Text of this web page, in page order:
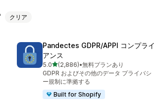
クリア
Pandectes GDPR/APPI コンプライ
アンス
5.05つ星中
(2,886)
合計レビュー数：2886件
•無料プランあり
GDPR およびその他のデータ プライバシ
ー規制に準拠する
Built for Shopify